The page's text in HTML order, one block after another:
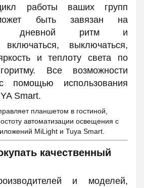
работы ваших групп
быть завязан на
дневной ритм и
включаться, выключаться,
и теплоту света по
Все возможности
помощью использования
Smart.
качественный
и моделей,